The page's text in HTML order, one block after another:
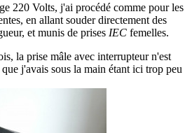
220 Volts, j'ai procédé comme pour les
en allant souder directement des
et munis de prises IEC femelles.
la prise mâle avec interrupteur n'est
j'avais sous la main étant ici trop peu